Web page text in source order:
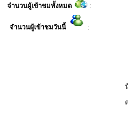
จำนวนผู้เข้าชมทั้งหมด :
จำนวนผู้เข้าชมวันนี้ :